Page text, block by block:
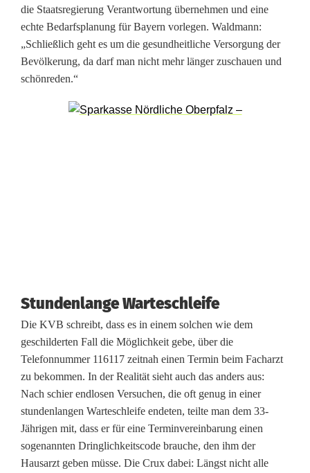
d
y
s
die Staatsregierung Verantwortung übernehmen und eine
echte Bedarfsplanung für Bayern vorlegen. Waldmann:
„Schließlich geht es um die gesundheitliche Versorgung der
Bevölkerung, da darf man nicht mehr länger zuschauen und
schönreden.“
Stundenlange Warteschleife
Die KVB schreibt, dass es in einem solchen wie dem
geschilderten Fall die Möglichkeit gebe, über die
Telefonnummer 116117 zeitnah einen Termin beim Facharzt
zu bekommen. In der Realität sieht auch das anders aus:
Nach schier endlosen Versuchen, die oft genug in einer
stundenlangen Warteschleife endeten, teilte man dem 33-
Jährigen mit, dass er für eine Terminvereinbarung einen
sogenannten Dringlichkeitscode brauche, den ihm der
Hausarzt geben müsse. Die Crux dabei: Längst nicht alle